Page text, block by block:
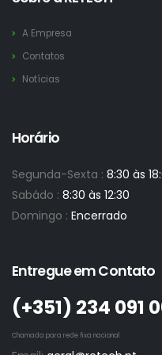
A Empresa
Contatos
Notícias
Horário
Segunda-Sexta : 8:30 às
Sabádo : 8:30 às 12:30
Domingo : Encerrado
Entregue em Contato
(+351)­ 234 091
Chamada para rede fixa nacional